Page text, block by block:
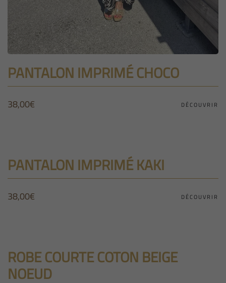
PANTALON IMPRIMÉ CHOCO
38,00€ DÉCOUVRIR
PANTALON IMPRIMÉ KAKI
38,00€ DÉCOUVRIR
ROBE COURTE COTON BEIGE
NOEUD